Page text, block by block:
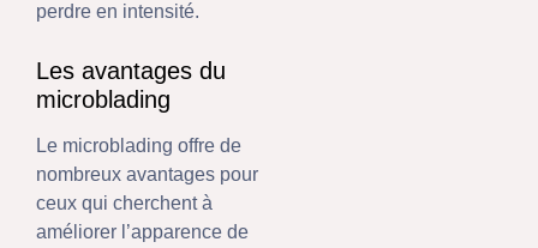
perdre en intensité.
Les avantages du
microblading
Le microblading offre de
nombreux avantages pour
ceux qui cherchent à
améliorer l’apparence de